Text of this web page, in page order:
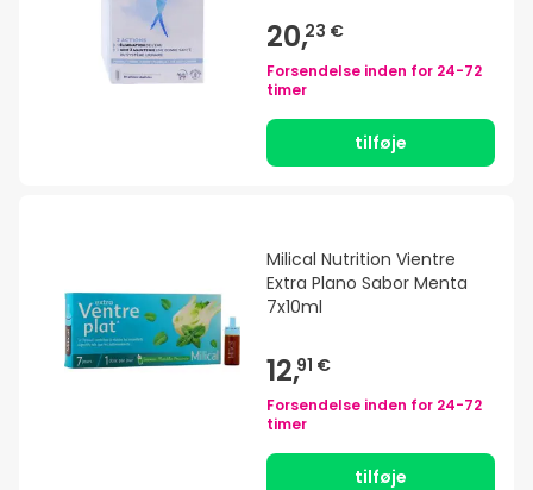
20,23 €
Forsendelse inden for 24-72
timer
tilføje
Milical Nutrition Vientre
Extra Plano Sabor Menta
7x10ml
12,91 €
Forsendelse inden for 24-72
timer
tilføje